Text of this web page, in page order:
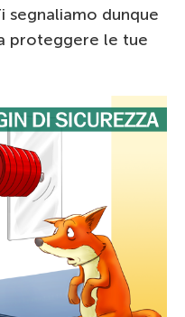
segnaliamo dunque
proteggere le tue